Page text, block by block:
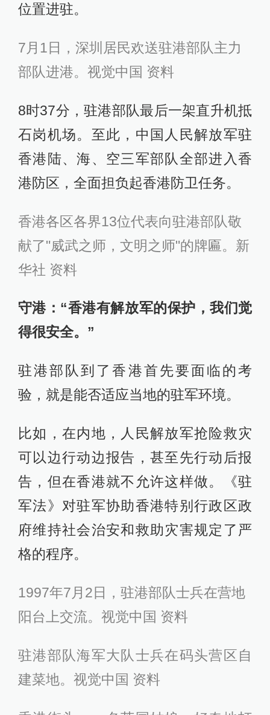
位置进驻。
7月1日，深圳居民欢送驻港部队主力
部队进港。视觉中国 资料
8时37分，驻港部队最后一架直升机抵
石岗机场。至此，中国人民解放军驻
香港陆、海、空三军部队全部进入香
港防区，全面担负起香港防卫任务。
香港各区各界13位代表向驻港部队敬
献了"威武之师，文明之师"的牌匾。新
华社 资料
守港：“香港有解放军的保护，我们觉
得很安全。”
驻港部队到了香港首先要面临的考
验，就是能否适应当地的驻军环境。
比如，在内地，人民解放军抢险救灾
可以边行动边报告，甚至先行动后报
告，但在香港就不允许这样做。《驻
军法》对驻军协助香港特别行政区政
府维持社会治安和救助灾害规定了严
格的程序。
1997年7月2日，驻港部队士兵在营地
阳台上交流。视觉中国 资料
驻港部队海军大队士兵在码头营区自
建菜地。视觉中国 资料